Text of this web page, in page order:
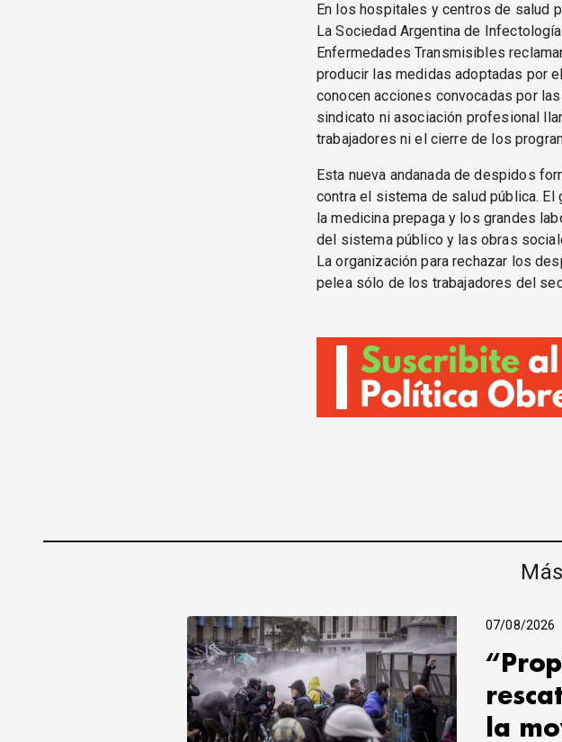
En los hospitales y centros de salud
La Sociedad Argentina de
Enfermedades Transmisibles
producir las medidas adoptadas por
conocen acciones convocadas por
sindicato ni asociación profesional
trabajadores ni el cierre de los
Esta nueva andanada de despidos
contra el sistema de salud pública. El
la medicina prepaga y los grandes
del sistema público y las obras
La organización para rechazar los
pelea sólo de los trabajadores del
07/08/2026
la